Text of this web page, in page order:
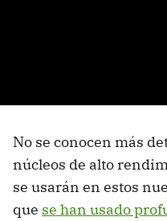
No se conocen más
núcleos de alto
se usarán en estos
que se han usado